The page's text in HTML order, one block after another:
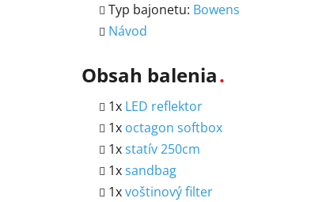
Typ bajonetu: Bowens
Návod
Obsah balenia
1x LED reflektor
1x octagon softbox
1xstatív 250cm
1xsandbag
1xvoštinový filter